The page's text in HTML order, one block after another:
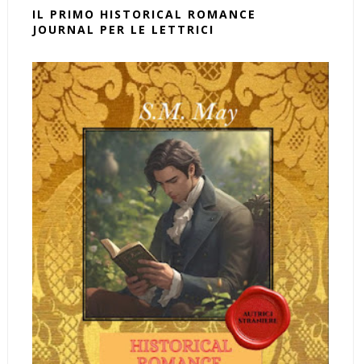
IL PRIMO HISTORICAL ROMANCE
JOURNAL PER LE LETTRICI